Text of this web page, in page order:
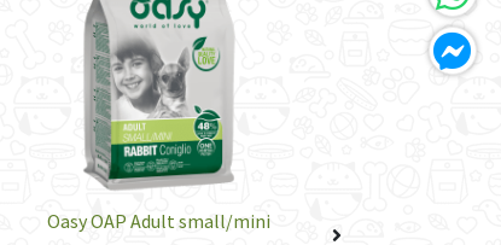
Oasy OAP Adult small/mini